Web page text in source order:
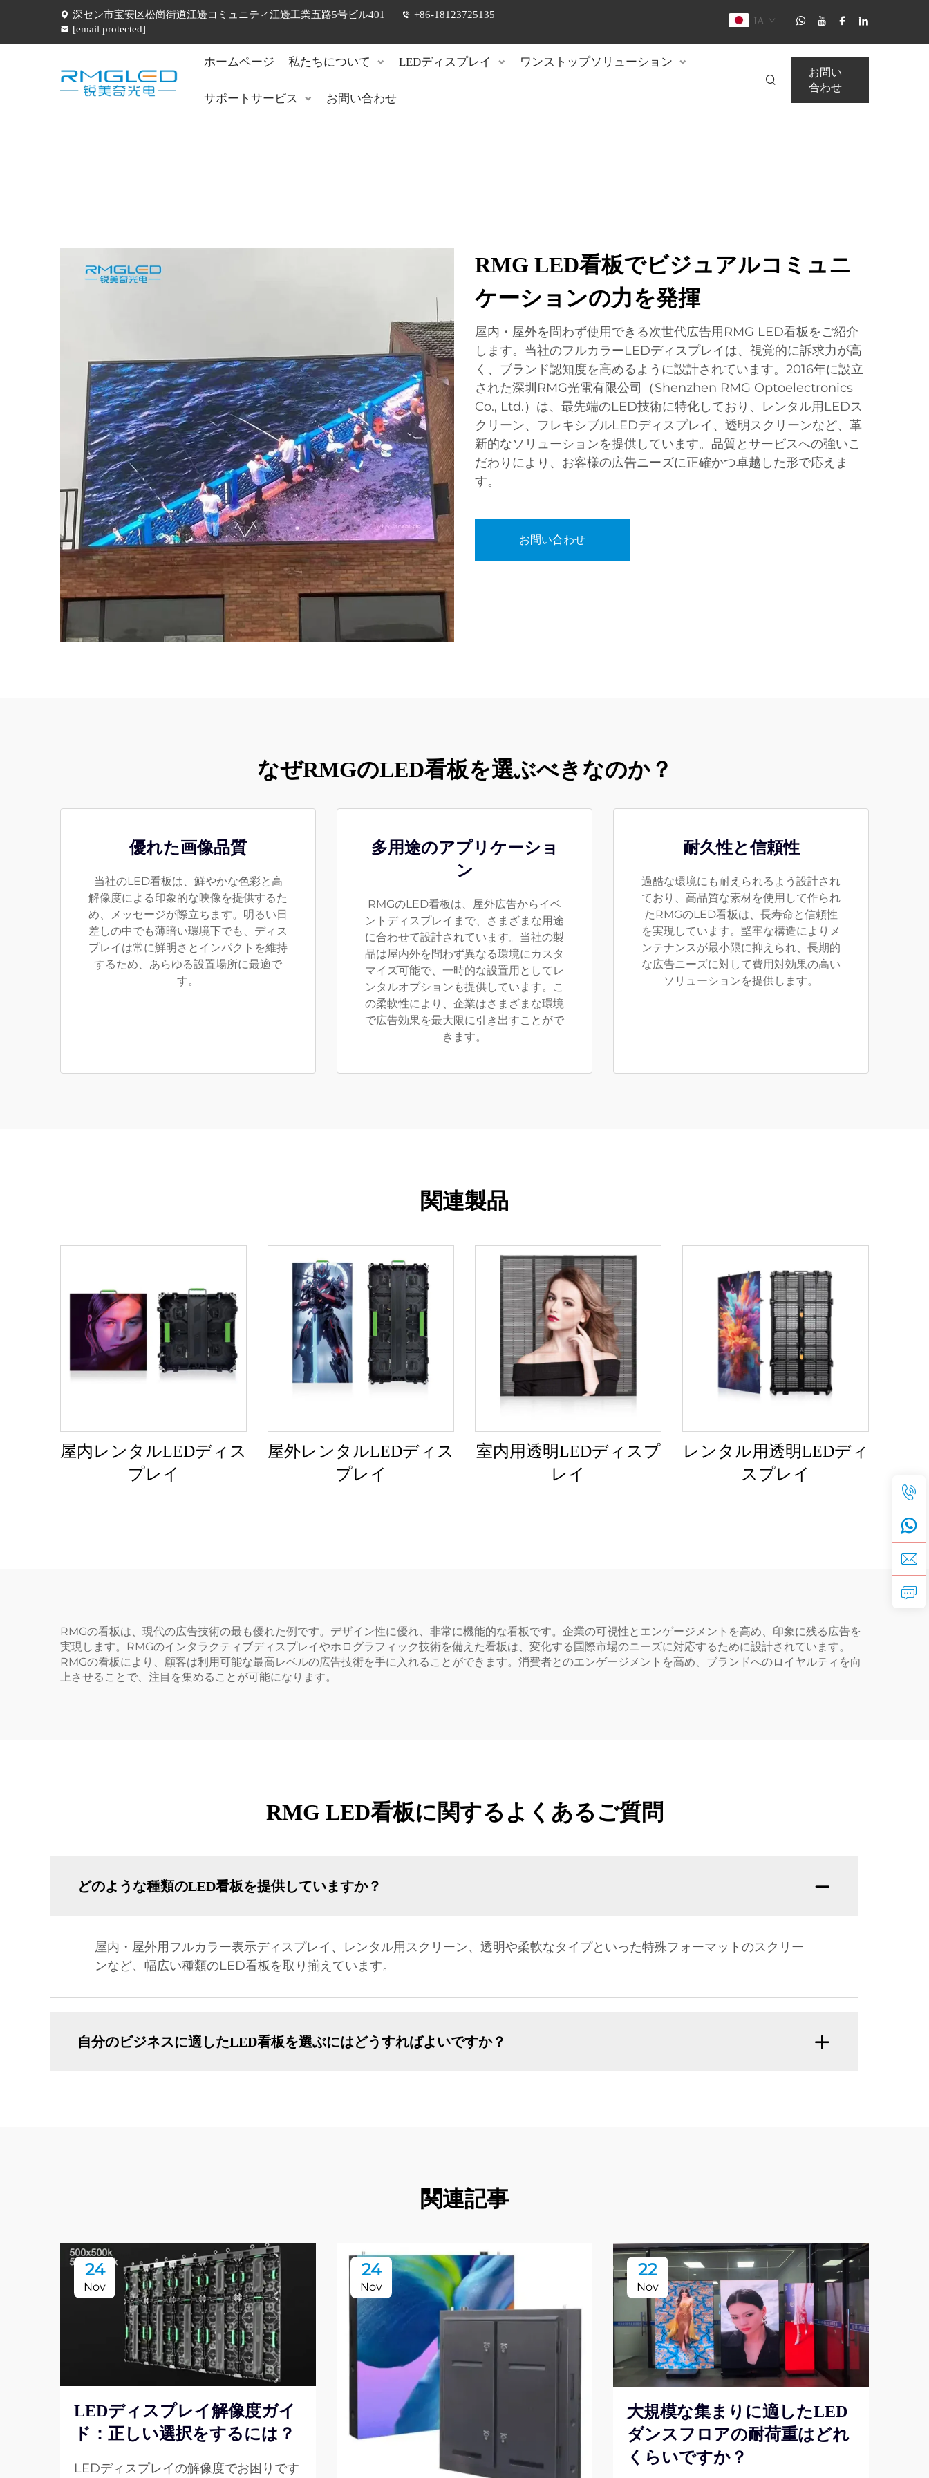
深セン市宝安区松崗街道江邊コミュニティ江邊工業五路5号ビル401
+86-18123725135
[email protected]
JA
ホームページ 私たちについて LEDディスプレイ ワンストップソリューション
サポートサービス お問い合わせ
お問い
合わせ
RMG LED看板でビジュアルコミュニ
ケーションの力を発揮
屋内・屋外を問わず使用できる次世代広告用RMG LED看板をご紹介
します。当社のフルカラーLEDディスプレイは、視覚的に訴求力が高
く、ブランド認知度を高めるように設計されています。2016年に設立
された深圳RMG光電有限公司（Shenzhen RMG Optoelectronics
Co., Ltd.）は、最先端のLED技術に特化しており、レンタル用LEDス
クリーン、フレキシブルLEDディスプレイ、透明スクリーンなど、革
新的なソリューションを提供しています。品質とサービスへの強いこ
だわりにより、お客様の広告ニーズに正確かつ卓越した形で応えま
す。
お問い合わせ
なぜRMGのLED看板を選ぶべきなのか？
優れた画像品質
当社のLED看板は、鮮やかな色彩と高
解像度による印象的な映像を提供するた
め、メッセージが際立ちます。明るい日
差しの中でも薄暗い環境下でも、ディス
プレイは常に鮮明さとインパクトを維持
するため、あらゆる設置場所に最適で
す。
多用途のアプリケーショ
ン
RMGのLED看板は、屋外広告からイベ
ントディスプレイまで、さまざまな用途
に合わせて設計されています。当社の製
品は屋内外を問わず異なる環境にカスタ
マイズ可能で、一時的な設置用としてレ
ンタルオプションも提供しています。こ
の柔軟性により、企業はさまざまな環境
で広告効果を最大限に引き出すことがで
きます。
耐久性と信頼性
過酷な環境にも耐えられるよう設計され
ており、高品質な素材を使用して作られ
たRMGのLED看板は、長寿命と信頼性
を実現しています。堅牢な構造によりメ
ンテナンスが最小限に抑えられ、長期的
な広告ニーズに対して費用対効果の高い
ソリューションを提供します。
関連製品
屋内レンタルLEDディス
プレイ
屋外レンタルLEDディス
プレイ
室内用透明LEDディスプ
レイ
レンタル用透明LEDディ
スプレイ
RMGの看板は、現代の広告技術の最も優れた例です。デザイン性に優れ、非常に機能的な看板です。企業の可視性とエンゲージメントを高め、印象に残る広告を
実現します。RMGのインタラクティブディスプレイやホログラフィック技術を備えた看板は、変化する国際市場のニーズに対応するために設計されています。
RMGの看板により、顧客は利用可能な最高レベルの広告技術を手に入れることができます。消費者とのエンゲージメントを高め、ブランドへのロイヤルティを向
上させることで、注目を集めることが可能になります。
RMG LED看板に関するよくあるご質問
どのような種類のLED看板を提供していますか？
屋内・屋外用フルカラー表示ディスプレイ、レンタル用スクリーン、透明や柔軟なタイプといった特殊フォーマットのスクリー
ンなど、幅広い種類のLED看板を取り揃えています。
自分のビジネスに適したLED看板を選ぶにはどうすればよいですか？
関連記事
24
Nov
LEDディスプレイ解像度ガイ
ド：正しい選択をするには？
LEDディスプレイの解像度でお困りです
24
Nov
22
Nov
大規模な集まりに適したLED
ダンスフロアの耐荷重はどれ
くらいですか？